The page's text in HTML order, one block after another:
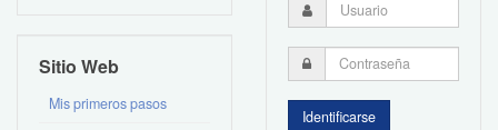
Sitio Web
Mis primeros pasos